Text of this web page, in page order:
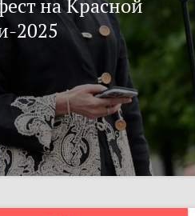
на Красной
2025